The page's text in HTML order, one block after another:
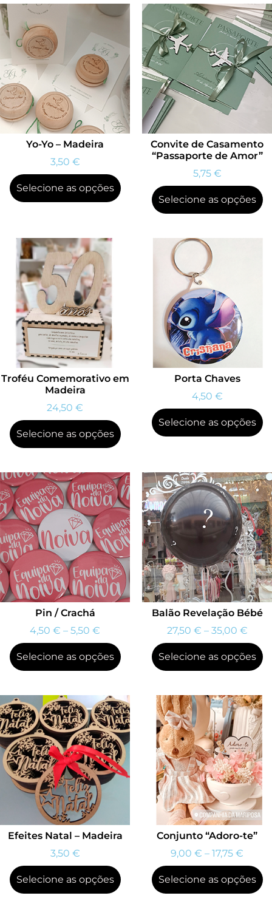
Yo-Yo – Madeira
3,50 €
Selecione as opções
Convite de Casamento
“Passaporte de Amor”
5,75 €
Selecione as opções
Troféu Comemorativo em
Madeira
24,50 €
Selecione as opções
Porta Chaves
4,50 €
Selecione as opções
Pin / Crachá
4,50 € – 5,50 €
Selecione as opções
Balão Revelação Bébé
27,50 € – 35,00 €
Selecione as opções
Efeites Natal – Madeira
3,50 €
Selecione as opções
Conjunto “Adoro-te”
9,00 € – 17,75 €
Selecione as opções